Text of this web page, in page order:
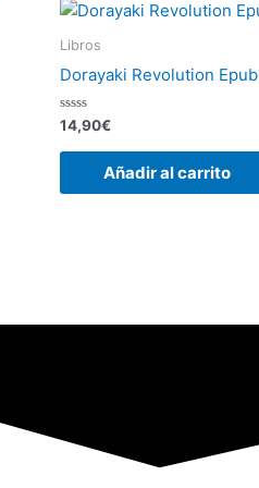
Libros
Dorayaki Revolution Epub
Valorado
con
0
14,90€
Añadir al carrito